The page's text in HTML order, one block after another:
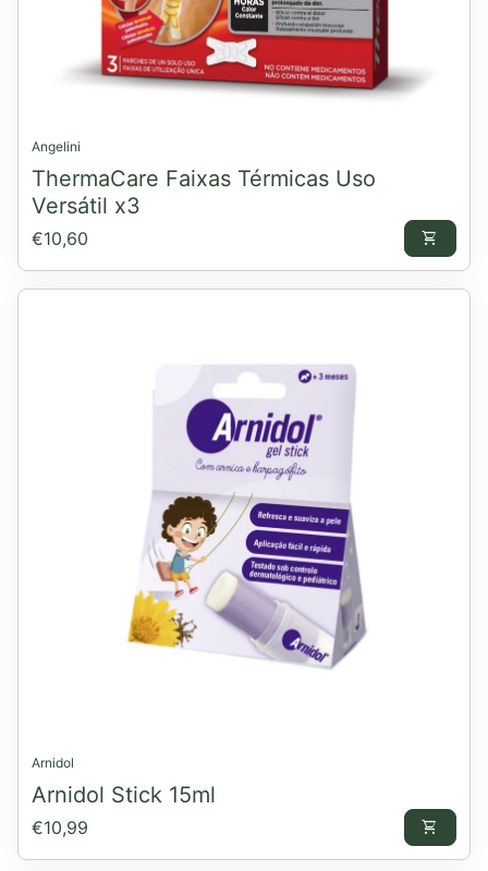
Angelini
ThermaCare Faixas Térmicas Uso
Versátil x3
Preço normal
€10,60 shopping_cart
Arnidol
Arnidol Stick 15ml
Preço normal
€10,99 shopping_cart